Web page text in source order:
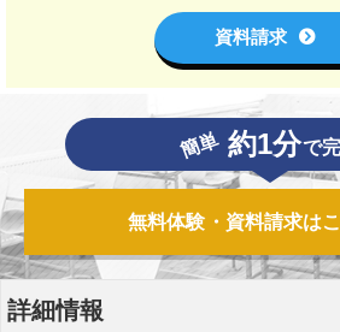
資料請求
簡単 約1分で
無料体験・資料請求は
詳細情報